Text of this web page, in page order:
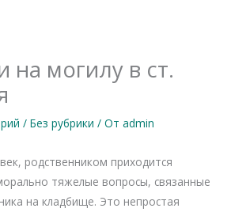
на могилу в ст.
/ Без рубрики / От admin
родственником приходится
тяжелые вопросы, связанные
на кладбище. Это непростая